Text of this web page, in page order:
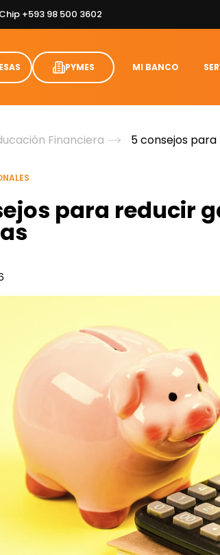
+593 98 500 3602
PYMES MI BANCO
Financiera 5 consejos
para reducir